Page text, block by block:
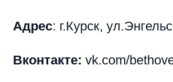
Адрес: г.Курск,
Вконтакте:vk.com/